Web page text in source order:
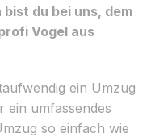
du bei uns, dem
Vogel aus
ein Umzug
ein umfassendes
so einfach wie